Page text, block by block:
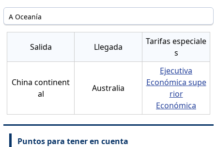
A Oceanía
Salida Llegada
Tarifas especiale
s
China continent
al
Australia
Ejecutiva
Económica supe
rior
Económica
Puntos para tener en cuenta